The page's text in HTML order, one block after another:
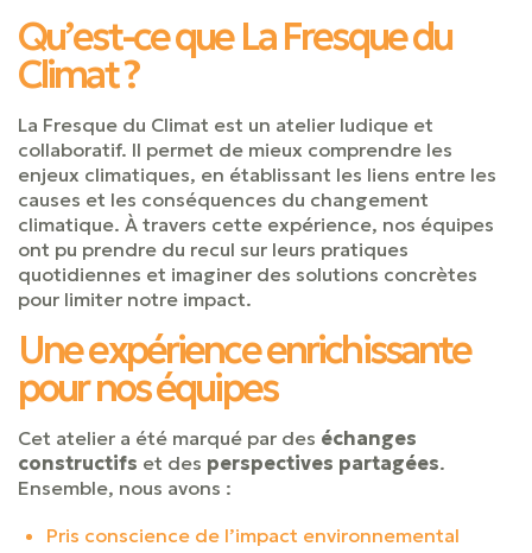
Qu’est-ce que La Fresque du
Climat ?
La Fresque du Climat est un atelier ludique et
collaboratif. Il permet de mieux comprendre les
enjeux climatiques, en établissant les liens entre les
causes et les conséquences du changement
climatique. À travers cette expérience, nos équipes
ont pu prendre du recul sur leurs pratiques
quotidiennes et imaginer des solutions concrètes
pour limiter notre impact.
Une expérience enrichissante
pour nos équipes
Cet atelier a été marqué par des échanges
constructifs et des perspectives partagées.
Ensemble, nous avons :
Pris conscience de l’impact environnemental